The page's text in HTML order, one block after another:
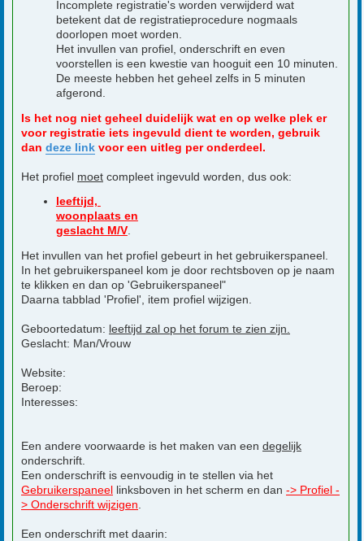
Incomplete registratie's worden verwijderd wat
betekent dat de registratieprocedure nogmaals
doorlopen moet worden.
Het invullen van profiel, onderschrift en even
voorstellen is een kwestie van hooguit een 10 minuten.
De meeste hebben het geheel zelfs in 5 minuten
afgerond.
Is het nog niet geheel duidelijk wat en op welke plek er
voor registratie iets ingevuld dient te worden, gebruik
dan deze link voor een uitleg per onderdeel.
Het profiel moet compleet ingevuld worden, dus ook:
leeftijd,
woonplaats en
geslacht M/V.
Het invullen van het profiel gebeurt in het gebruikerspaneel.
In het gebruikerspaneel kom je door rechtsboven op je naam
te klikken en dan op 'Gebruikerspaneel"
Daarna tabblad 'Profiel', item profiel wijzigen.
Geboortedatum: leeftijd zal op het forum te zien zijn.
Geslacht: Man/Vrouw
Website:
Beroep:
Interesses:
Een andere voorwaarde is het maken van een degelijk
onderschrift.
Een onderschrift is eenvoudig in te stellen via het
Gebruikerspaneel linksboven in het scherm en dan -> Profiel -
> Onderschrift wijzigen
Een onderschrift met daarin: